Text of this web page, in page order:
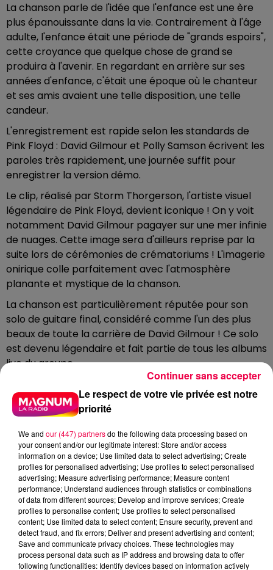
La chanson parle de l'idée que l'enfance est une ère
plus épanouissante dans la vie. Contrairement à l'âge
adulte, l'enfance était une période de "grands espoirs",
cette croyance que quelque chose de grand se
produira à l'avenir. En regardant en arrière sur ses
années d'enfance, c'était une époque où le chanteur
et ses amis avaient une telle disposition, une telle
candeur.
L'enregistrement est rapide selon les standards de
Pink Floyd : David Gilmour et Polly Samson écrivent les
paroles très rapidement, une journée suffit pour
enregistrer la version démo.
Le clip, réalisé par Storm Thorgerson, l'artiste visuel
légendaire de Pink Floyd, devient iconique ! On y voit
notamment David Gilmour pagayer sur une mer infinie
de nuages. Cette image sera d'ailleurs reprise par la
suite lors de cérémonies de crématoriums ! L'imagerie
onirique colle parfaitement avec l'atmosphère
planante et mystique de la chanson.
La chanson est particulièrement réputée pour son
solo de guitare final, considéré comme l'un des plus
beaux de toute la carrière de David Gilmour ! Ce solo
est devenu légendaire et fait partie de tous les albums
live du groupe.
Pink Floyd a vendu plus de 250 millions d'albums dans
le monde, et "High Hopes" demeure l'un des
testaments les plus émouvants de ce groupe
légendaire.
Cet élément est masqué compte-tenu du refus
du dépôt de cookies que vous avez exprimé. Si
vous souhaitez l'afficher, merci de nous donner
votre accord en cliquant sur le bouton ci-
dessous.
Afficher l'élément
Le respect de votre vie privée est notre
priorité
We and our (447) partnersdo the following data processing based on
your consent and/or our legitimate interest: Store and/or access
information on a device; Use limited data to select advertising; Create
profiles for personalised advertising; Use profiles to select personalised
advertising; Measure advertising performance; Measure content
performance; Understand audiences through statistics or combinations
of data from different sources; Develop and improve services; Create
profiles to personalise content; Use profiles to select personalised
content; Use limited data to select content; Ensure security, prevent and
detect fraud, and fix errors; Deliver and present advertising and content;
Save and communicate privacy choices. These technologies may
process personal data such as IP address and browsing data to offer
following functionalities: Identify devices based on information actively
Continuer sans accepter